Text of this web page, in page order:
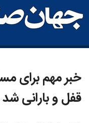
خبر مهم برای
قفل و بارانی شد